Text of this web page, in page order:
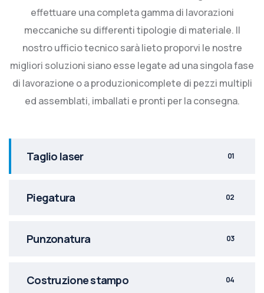
effettuare una completa gamma di lavorazioni
meccaniche su differenti tipologie di materiale. Il
nostro ufficio tecnico sarà lieto proporvi le nostre
migliori soluzioni siano esse legate ad una singola fase
di lavorazione o a produzionicomplete di pezzi multipli
ed assemblati, imballati e pronti per la consegna.
Taglio laser 01
Piegatura 02
Punzonatura 03
Costruzione stampo 04